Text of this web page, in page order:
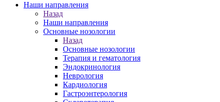
Наши направления
Назад
Наши направления
Основные нозологии
Назад
Основные нозологии
Терапия и гематология
Эндокринология
Неврология
Кардиология
Гастроэнтерология